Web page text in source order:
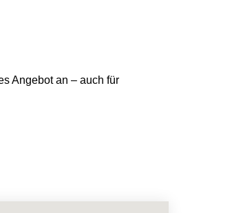
Angebot an – auch für